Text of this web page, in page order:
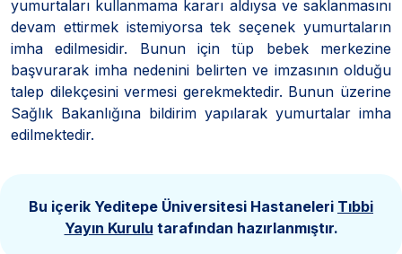
yumurtaları kullanmama kararı aldıysa ve saklanmasını
devam ettirmek istemiyorsa tek seçenek yumurtaların
imha edilmesidir. Bunun için tüp bebek merkezine
başvurarak imha nedenini belirten ve imzasının olduğu
talep dilekçesini vermesi gerekmektedir. Bunun üzerine
Sağlık Bakanlığına bildirim yapılarak yumurtalar imha
edilmektedir.
Bu içerik Yeditepe Üniversitesi Hastaneleri Tıbbi
Yayın Kurulu tarafından hazırlanmıştır.